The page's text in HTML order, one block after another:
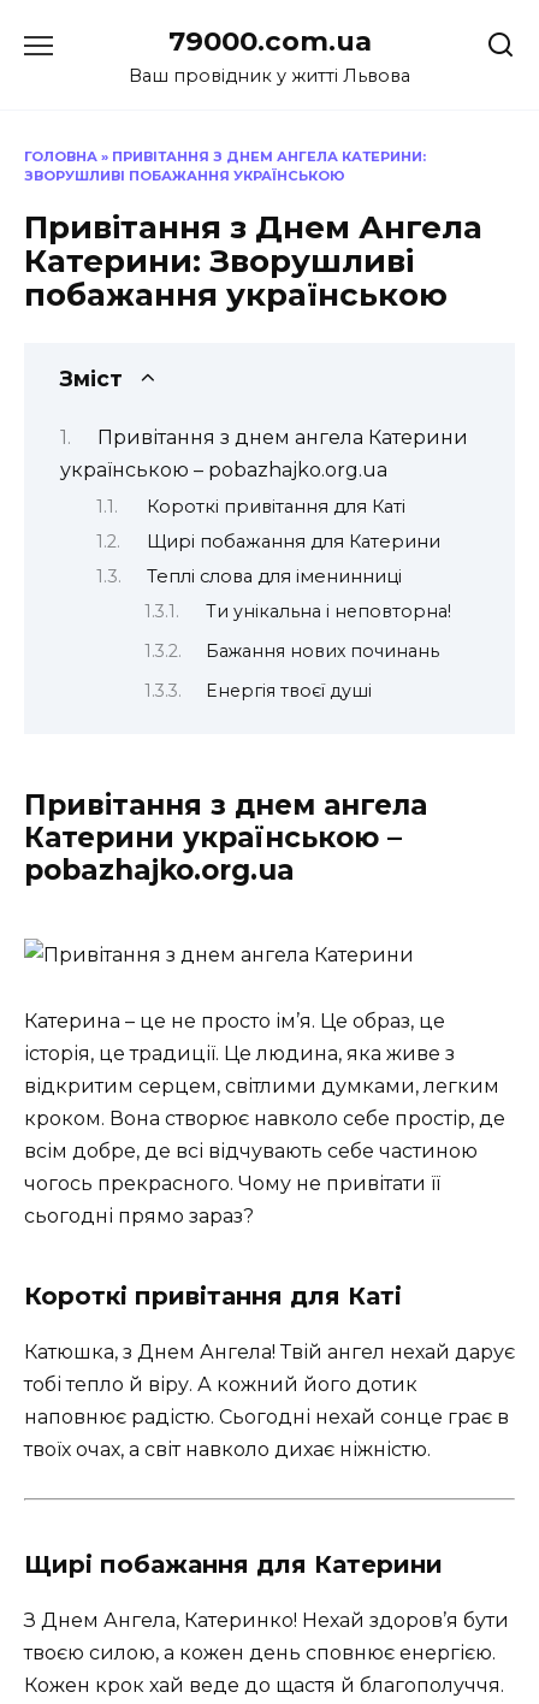
до
79000.com.ua
Ваш провідник у житті Львова
ГОЛОВНА » ПРИВІТАННЯ З ДНЕМ АНГЕЛА КАТЕРИНИ:
ЗВОРУШЛИВІ ПОБАЖАННЯ УКРАЇНСЬКОЮ
Привітання з Днем Ангела
Катерини: Зворушливі
побажання українською
Зміст
Привітання з днем ангела Катерини
українською – pobazhajko.org.ua
Короткі привітання для Каті
Щирі побажання для Катерини
Теплі слова для іменинниці
Ти унікальна і неповторна!
Бажання нових починань
Енергія твоєї душі
Привітання з днем ангела
Катерини українською –
pobazhajko.org.ua
Катерина – це не просто ім’я. Це образ, це
історія, це традиції. Це людина, яка живе з
відкритим серцем, світлими думками, легким
кроком. Вона створює навколо себе простір, де
всім добре, де всі відчувають себе частиною
чогось прекрасного. Чому не привітати її
сьогодні прямо зараз?
Короткі привітання для Каті
Катюшка, з Днем Ангела! Твій ангел нехай дарує
тобі тепло й віру. А кожний його дотик
наповнює радістю. Сьогодні нехай сонце грає в
твоїх очах, а світ навколо дихає ніжністю.
Щирі побажання для Катерини
З Днем Ангела, Катеринко! Нехай здоров’я бути
твоєю силою, а кожен день сповнює енергією.
Кожен крок хай веде до щастя й благополуччя.